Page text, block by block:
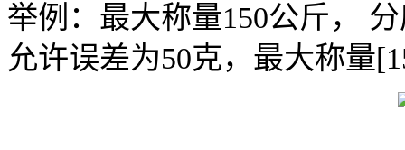
举例：最大称量150公斤，
允许误差为50克，最大称量